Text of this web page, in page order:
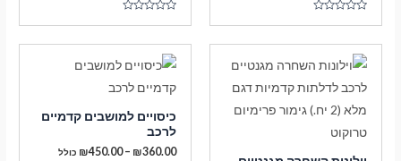
כיסויים למושבים קדמיים
לרכב
₪360.00
–
₪450.00
טווח
כולל